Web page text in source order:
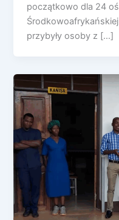
początkowo dla 24
przybyły osoby z […]